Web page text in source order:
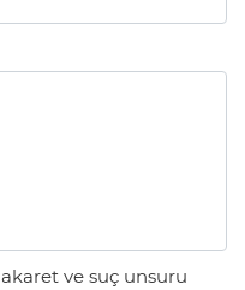
ve suç unsuru